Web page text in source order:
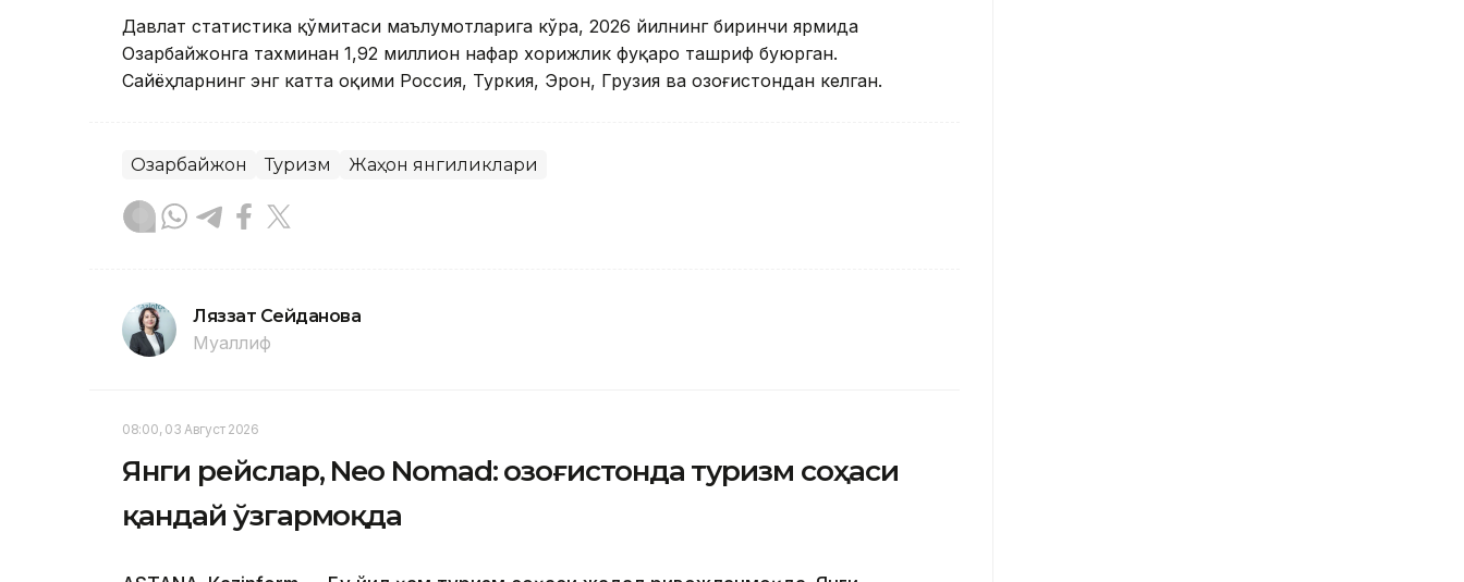
Давлат статистика қўмитаси маълумотларига кўра, 2026 йилнинг биринчи ярмида
Озарбайжонга тахминан 1,92 миллион нафар хорижлик фуқаро ташриф буюрган.
Сайёҳларнинг энг катта оқими Россия, Туркия, Эрон, Грузия ва Қозоғистондан келган.
Озарбайжон Туризм Жаҳон янгиликлари
Ляззат Сейданова
Муаллиф
08:00, 03 Август 2026
Янги рейслар, Neo Nomad: Қозоғистонда туризм соҳаси
қандай ўзгармоқда